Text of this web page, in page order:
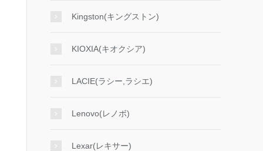
Kingston(キングストン)
KIOXIA(キオクシア)
LACIE(ラシー,ラシエ)
Lenovo(レノボ)
Lexar(レキサー)